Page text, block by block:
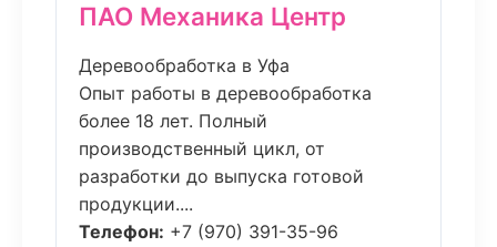
ПАО Механика Центр
Деревообработка в Уфа
Опыт работы в деревообработка
более 18 лет. Полный
производственный цикл, от
разработки до выпуска готовой
продукции....
Телефон: +7 (970) 391-35-96